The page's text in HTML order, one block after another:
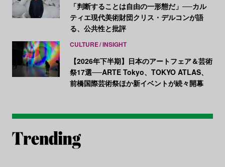
「判断することは自由の一形態だ」──カル
ティエ現代美術財団クリス・デルコンが語
る、公共性と批評
CULTURE INSIGHT
【2026年下半期】日本のアートフェア＆芸術
祭17選──ARTE Tokyo、TOKYO ATLAS、
前橋国際芸術祭ほか新イベントが続々開幕